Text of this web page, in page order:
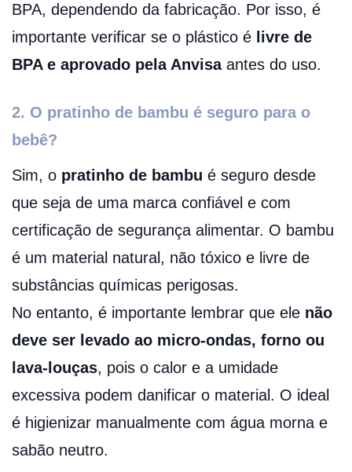
BPA, dependendo da fabricação. Por isso, é
importante verificar se o plástico é livre de
BPA e aprovado pela Anvisaantes do uso.
2. O pratinho de bambu é seguro para o
bebê?
Sim, o pratinho de bambu é seguro desde
que seja de uma marca confiável e com
certificação de segurança alimentar. O bambu
é um material natural, não tóxico e livre de
substâncias químicas perigosas.
No entanto, é importante lembrar que ele não
deve ser levado ao micro-ondas, forno ou
lava-louças, pois o calor e a umidade
excessiva podem danificar o material. O ideal
é higienizar manualmente com água morna e
sabão neutro.